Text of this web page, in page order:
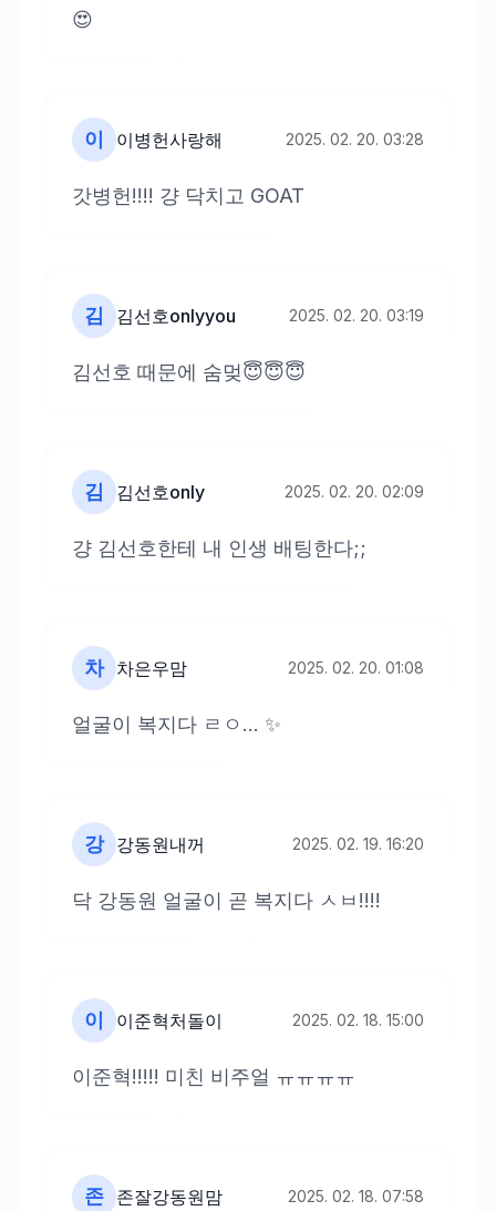
😍
이 이병헌사랑해 2025. 02. 20. 03:28
갓병헌!!!! 걍 닥치고 GOAT
김 김선호onlyyou 2025. 02. 20. 03:19
김선호 때문에 숨멎😇😇😇
김 김선호only 2025. 02. 20. 02:09
걍 김선호한테 내 인생 배팅한다;;
차 차은우맘 2025. 02. 20. 01:08
얼굴이 복지다 ㄹㅇ... ✨
강 강동원내꺼 2025. 02. 19. 16:20
닥 강동원 얼굴이 곧 복지다 ㅅㅂ!!!!
이 이준혁처돌이 2025. 02. 18. 15:00
이준혁!!!!! 미친 비주얼 ㅠㅠㅠㅠ
존 존잘강동원맘 2025. 02. 18. 07:58